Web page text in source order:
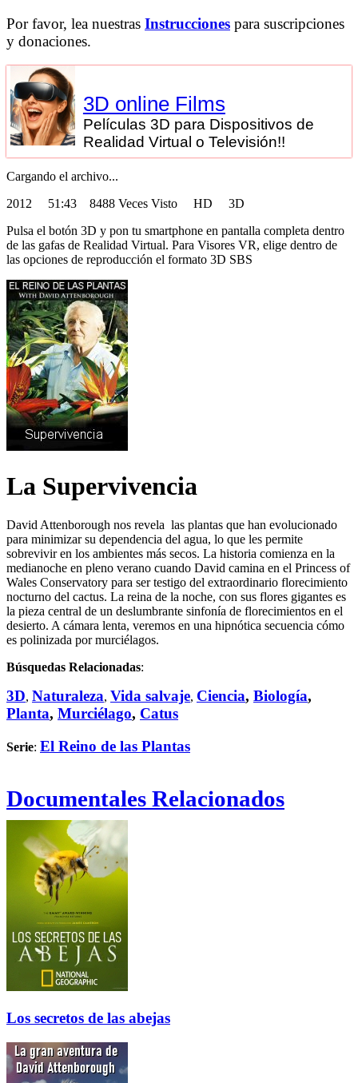
Por favor, lea nuestras Instrucciones para suscripciones
y donaciones.
3D online Films
Películas 3D para Dispositivos de
Realidad Virtual o Televisión!!
Cargando el archivo...
2012 51:43 8488 Veces Visto HD 3D
Pulsa el botón 3D y pon tu smartphone en pantalla completa dentro
de las gafas de Realidad Virtual. Para Visores VR, elige dentro de
las opciones de reproducción el formato 3D SBS
La Supervivencia
David Attenborough nos revela las plantas que han evolucionado
para minimizar su dependencia del agua, lo que les permite
sobrevivir en los ambientes más secos. La historia comienza en la
medianoche en pleno verano cuando David camina en el Princess of
Wales Conservatory para ser testigo del extraordinario florecimiento
nocturno del cactus. La reina de la noche, con sus flores gigantes es
la pieza central de un deslumbrante sinfonía de florecimientos en el
desierto. A cámara lenta, veremos en una hipnótica secuencia cómo
es polinizada por murciélagos.
Búsquedas Relacionadas:
3D, Naturaleza, Vida salvaje, Ciencia, Biología,
Planta, Murciélago, Catus
Serie: El Reino de las Plantas
Documentales Relacionados
Los secretos de las abejas